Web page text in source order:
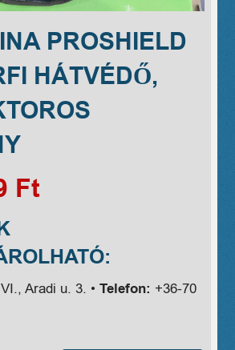
PROSHIELD
HÁTVÉDŐ,
Ft
Aradi u. 3. •Telefon: +36-70